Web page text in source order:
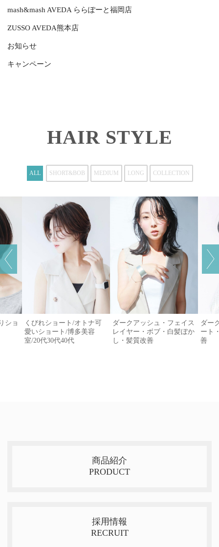
mash&mash AVEDA ららぽーと福岡店
ZUSSO AVEDA熊本店
お知らせ
キャンペーン
HAIR STYLE
ALL SHORT&BOB MEDIUM LONG COLLECTION
ショ
くびれショート/オトナ可
愛いショート/博多美容
室/20代30代40代
ダークアッシュ・フェイス
レイヤー・ボブ・白髪ぼか
し・髪質改善
ダー
ート
善
商品紹介
PRODUCT
採用情報
RECRUIT